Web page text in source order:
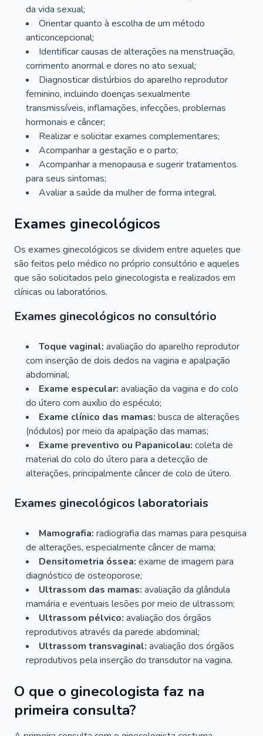
da vida sexual;
Orientar quanto à escolha de um método
anticoncepcional;
Identificar causas de alterações na menstruação,
corrimento anormal e dores no ato sexual;
Diagnosticar distúrbios do aparelho reprodutor
feminino, incluindo doenças sexualmente
transmissíveis, inflamações, infecções, problemas
hormonais e câncer;
Realizar e solicitar exames complementares;
Acompanhar a gestação e o parto;
Acompanhar a menopausa e sugerir tratamentos
para seus sintomas;
Avaliar a saúde da mulher de forma integral.
Exames ginecológicos
Os exames ginecológicos se dividem entre aqueles que
são feitos pelo médico no próprio consultório e aqueles
que são solicitados pelo ginecologista e realizados em
clínicas ou laboratórios.
Exames ginecológicos no consultório
Toque vaginal: avaliação do aparelho reprodutor
com inserção de dois dedos na vagina e apalpação
abdominal;
Exame especular: avaliação da vagina e do colo
do útero com auxílio do espéculo;
Exame clínico das mamas: busca de alterações
(nódulos) por meio da apalpação das mamas;
Exame preventivo ou Papanicolau: coleta de
material do colo do útero para a detecção de
alterações, principalmente câncer de colo de útero.
Exames ginecológicos laboratoriais
Mamografia: radiografia das mamas para pesquisa
de alterações, especialmente câncer de mama;
Densitometria óssea: exame de imagem para
diagnóstico de osteoporose;
Ultrassom das mamas: avaliação da glândula
mamária e eventuais lesões por meio de ultrassom;
Ultrassom pélvico: avaliação dos órgãos
reprodutivos através da parede abdominal;
Ultrassom transvaginal: avaliação dos órgãos
reprodutivos pela inserção do transdutor na vagina.
O que o ginecologista faz na
primeira consulta?